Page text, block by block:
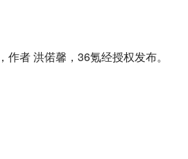
，作者 洪偌馨，36氪经授权发布。